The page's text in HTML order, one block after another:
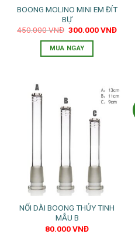
BOONG MOLINO MINI EM ĐÍT
BỰ
450.000VNĐ Giá
là:
450.000 VNĐ.
300.000VNĐGiá
MUA NGAY
NỐI DÀI BOONG THỦY TINH
MẪU B
80.000VNĐ